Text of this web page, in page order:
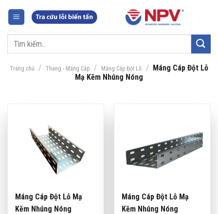
dungTìm
Trang chủ / Thang - Máng Cáp / Máng Cáp Đột Lỗ / Máng Cáp Đột Lỗ
Mạ Kẽm Nhúng Nóng
Máng Cáp Đột Lỗ Mạ
Kẽm Nhúng Nóng
Máng Cáp Đột Lỗ Mạ
Kẽm Nhúng Nóng